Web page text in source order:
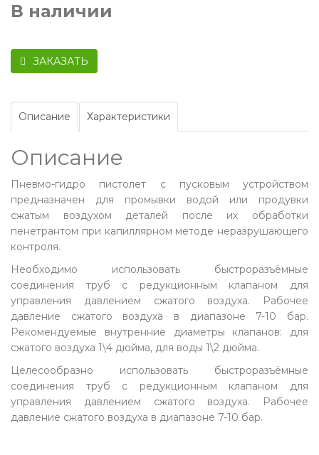
В наличии
ЗАКАЗАТЬ
Описание Характеристики
Описание
Пневмо-гидро пистолет с пусковым устройством
предназначен для промывки водой или продувки
сжатым воздухом деталей после их обработки
пенетрантом при капиллярном методе неразрушающего
контроля.
Необходимо использовать быстроразъёмные
соединения труб с редукционным клапаном для
управления давлением сжатого воздуха. Рабочее
давление сжатого воздуха в диапазоне 7-10 бар.
Рекомендуемые внутренние диаметры клапанов: для
сжатого воздуха 1\4 дюйма, для воды 1\2 дюйма.
Целесообразно использовать быстроразъёмные
соединения труб с редукционным клапаном для
управления давлением сжатого воздуха. Рабочее
давление сжатого воздуха в диапазоне 7-10 бар.